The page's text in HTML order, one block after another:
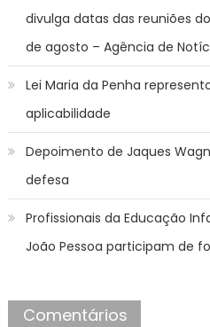
divulga datas das reuniões
de agosto – Agência de
Lei Maria da Penha
aplicabilidade
Depoimento de Jaques
defesa
Profissionais da Educação
João Pessoa participam de
Comentários